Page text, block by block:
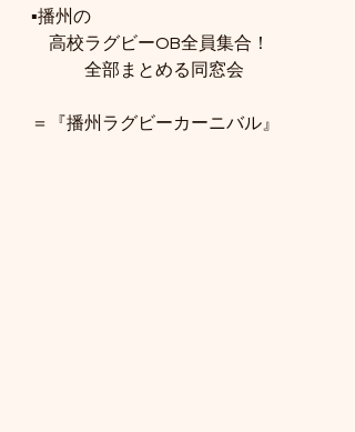
▪️播州の
高校ラグビーOB全員集合！
全部まとめる同窓会
＝『播州ラグビーカーニバル』